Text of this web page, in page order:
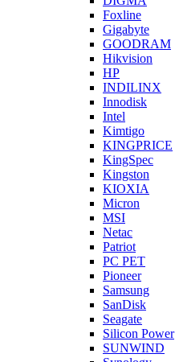
Foxline
Gigabyte
GOODRAM
Hikvision
HP
INDILINX
Innodisk
Intel
Kimtigo
KINGPRICE
KingSpec
Kingston
KIOXIA
Micron
MSI
Netac
Patriot
PC PET
Pioneer
Samsung
SanDisk
Seagate
Silicon Power
SUNWIND